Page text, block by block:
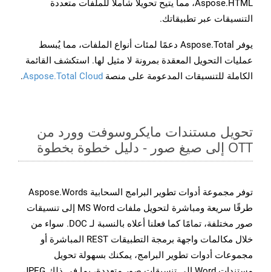
Aspose.HTML، مما يتيح تحويلًا شاملًا للملفات متعددة
التنسيقات عبر تطبيقاتك.
يوفر Aspose.Total دعمًا لمئات أنواع الملفات، مما يُبسط
عمليات التحويل المعقدة بمرونة لا مثيل لها. استكشف القائمة
الكاملة للتنسيقات المدعومة على منصة Aspose.Total Cloud
.
تحويل مستندات مايكروسوفت وورد من
OTT إلى صيغ صور - دليل خطوة بخطوة
توفر مجموعة أدوات تطوير البرامج السحابية Aspose.Words
طرقًا سريعة ومباشرة لتحويل ملفات MS Word إلى تنسيقات
صور مختلفة، تمامًا كما فعلنا أعلاه بالنسبة لـ DOC. سواء من
خلال مكالمات واجهة برمجة التطبيقات REST المباشرة أو
مجموعات أدوات تطوير البرامج، يمكنك بسهولة تحويل